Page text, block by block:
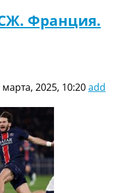
Франция.
марта, 2025, 10:20add